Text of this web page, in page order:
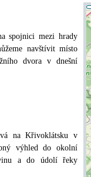
spojnici mezi hrady
navštívit místo
dvora v dnešní
na Křivoklátsku v
výhled do okolní
a do údolí řeky